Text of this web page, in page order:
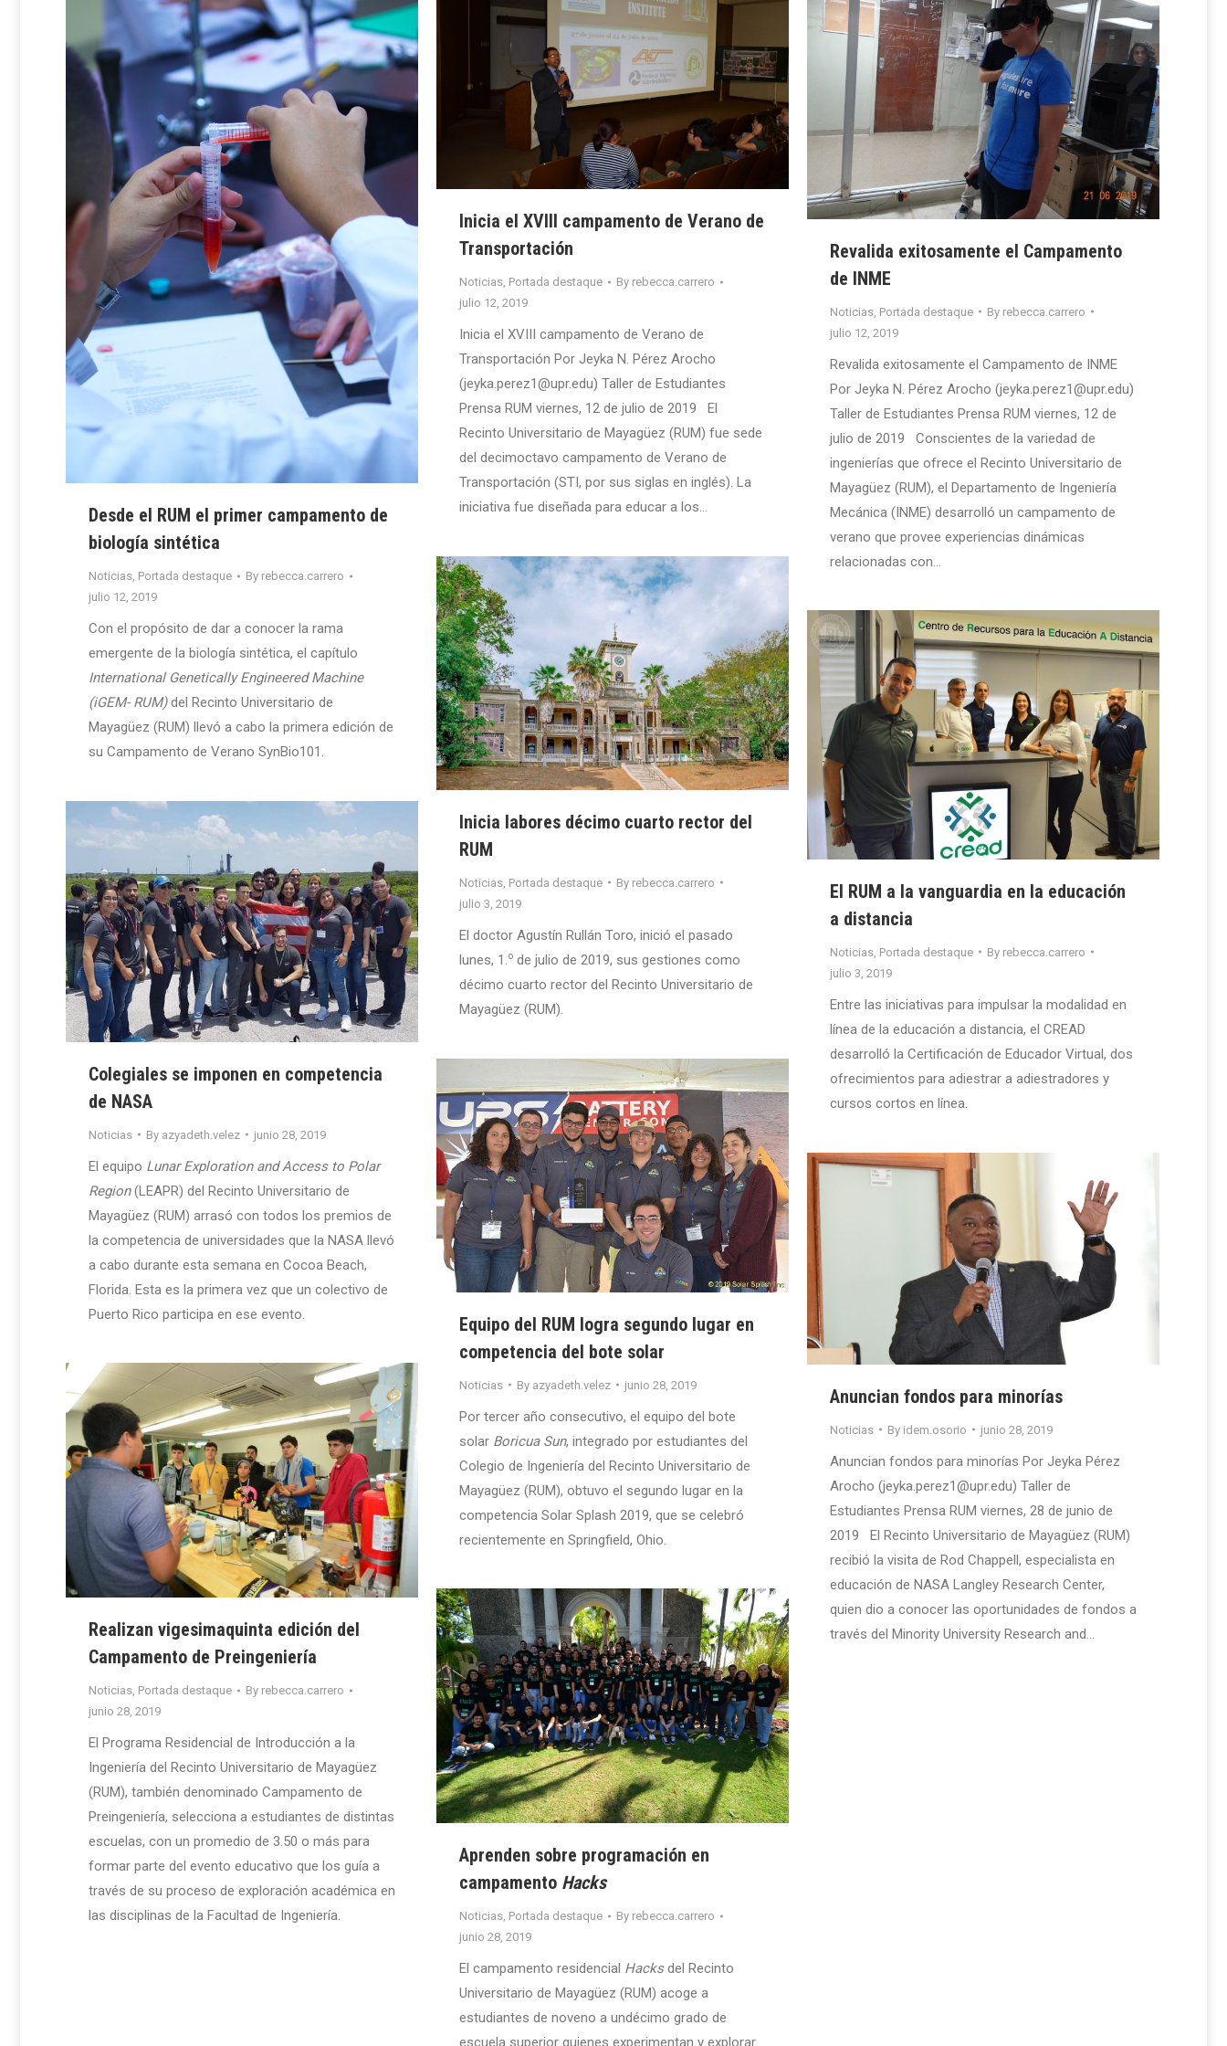
Desde el RUM el primer campamento de
biología sintética
Noticias, Portada destaque By rebecca.carrero
julio 12, 2019
Con el propósito de dar a conocer la rama
emergente de la biología sintética, el capítulo
International Genetically Engineered Machine
(iGEM- RUM)del Recinto Universitario de
Mayagüez (RUM) llevó a cabo la primera edición de
su Campamento de Verano SynBio101.
Inicia el XVIII campamento de Verano de
Transportación
Noticias, Portada destaque By rebecca.carrero
julio 12, 2019
Inicia el XVIII campamento de Verano de
Transportación Por Jeyka N. Pérez Arocho
(jeyka.perez1@upr.edu) Taller de Estudiantes
Prensa RUM viernes, 12 de julio de 2019 El
Recinto Universitario de Mayagüez (RUM) fue sede
del decimoctavo campamento de Verano de
Transportación (STI, por sus siglas en inglés). La
iniciativa fue diseñada para educar a los…
Revalida exitosamente el Campamento
de INME
Noticias Portada destaque By rebecca.carrero
julio 12, 2019
Revalida exitosamente el Campamento de INME
Por Jeyka N. Pérez Arocho (jeyka.perez1@upr.edu)
Taller de Estudiantes Prensa RUM viernes, 12 de
julio de 2019 Conscientes de la variedad de
ingenierías que ofrece el Recinto Universitario de
Mayagüez (RUM), el Departamento de Ingeniería
Mecánica (INME) desarrolló un campamento de
verano que provee experiencias dinámicas
relacionadas con…
Inicia labores décimo cuarto rector del
RUM
Noticias Portada destaque By rebecca.carrero
julio 3, 2019
El doctor Agustín Rullán Toro, inició el pasado
lunes, 1.o de julio de 2019, sus gestiones como
décimo cuarto rector del Recinto Universitario de
Mayagüez (RUM).
El RUM a la vanguardia en la educación
a distancia
Noticias Portada destaque By rebecca.carrero
julio 3, 2019
Entre las iniciativas para impulsar la modalidad en
línea de la educación a distancia, el CREAD
desarrolló la Certificación de Educador Virtual, dos
ofrecimientos para adiestrar a adiestradores y
cursos cortos en línea.
Colegiales se imponen en competencia
de NASA
Noticias By azyadeth.velez junio 28, 2019
El equipo Lunar Exploration and Access to Polar
Region(LEAPR) del Recinto Universitario de
Mayagüez (RUM) arrasó con todos los premios de
la competencia de universidades que la NASA llevó
a cabo durante esta semana en Cocoa Beach,
Florida. Esta es la primera vez que un colectivo de
Puerto Rico participa en ese evento.
Equipo del RUM logra segundo lugar en
competencia del bote solar
Noticias By azyadeth.velez junio 28, 2019
Por tercer año consecutivo, el equipo del bote
solar Boricua Sun, integrado por estudiantes del
Colegio de Ingeniería del Recinto Universitario de
Mayagüez (RUM), obtuvo el segundo lugar en la
competencia Solar Splash 2019, que se celebró
recientemente en Springfield, Ohio.
Anuncian fondos para minorías
Noticias By idem.osorio junio 28, 2019
Anuncian fondos para minorías Por Jeyka Pérez
Arocho (jeyka.perez1@upr.edu) Taller de
Estudiantes Prensa RUM viernes, 28 de junio de
2019 El Recinto Universitario de Mayagüez (RUM)
recibió la visita de Rod Chappell, especialista en
educación de NASA Langley Research Center,
quien dio a conocer las oportunidades de fondos a
través del Minority University Research and…
Realizan vigesimaquinta edición del
Campamento de Preingeniería
Noticias, Portada destaque By rebecca.carrero
junio 28, 2019
El Programa Residencial de Introducción a la
Ingeniería del Recinto Universitario de Mayagüez
(RUM), también denominado Campamento de
Preingeniería, selecciona a estudiantes de distintas
escuelas, con un promedio de 3.50 o más para
formar parte del evento educativo que los guía a
través de su proceso de exploración académica en
las disciplinas de la Facultad de Ingeniería.
Aprenden sobre programación en
campamento Hacks
Noticias, Portada destaque By rebecca.carrero
junio 28, 2019
El campamento residencial Hacksdel Recinto
Universitario de Mayagüez (RUM) acoge a
estudiantes de noveno a undécimo grado de
escuela superior quienes experimentan y explorar